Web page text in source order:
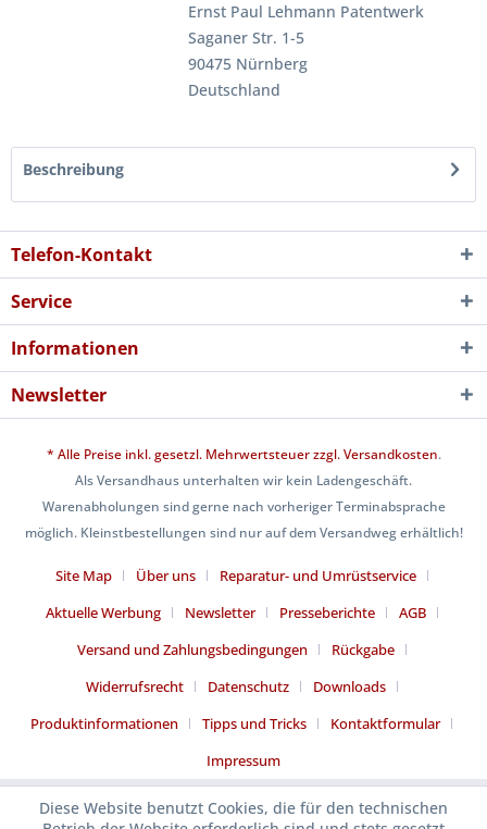
Ernst Paul Lehmann Patentwerk
Saganer Str. 1-5
90475 Nürnberg
Deutschland
Beschreibung
Telefon-Kontakt
Service
Informationen
Newsletter
* Alle Preise inkl. gesetzl. Mehrwertsteuer zzgl.Versandkosten.
Als Versandhaus unterhalten wir kein Ladengeschäft.
Warenabholungen sind gerne nach vorheriger Terminabsprache
möglich. Kleinstbestellungen sind nur auf dem Versandweg erhältlich!
Site Map Über uns
Reparatur- und Umrüstservice
Aktuelle Werbung
Newsletter Presseberichte
AGB
Versand und Zahlungsbedingungen
Rückgabe
Widerrufsrecht
Datenschutz
Downloads
Produktinformationen
Tipps und Tricks
Kontaktformular
Impressum
Diese Website benutzt Cookies, die für den technischen